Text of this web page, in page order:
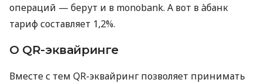
операций — берут и в monobank. А вот в àбанк
тариф составляет 1,2%.
О QR-эквайринге
Вместе с тем QR-эквайринг позволяет принимать